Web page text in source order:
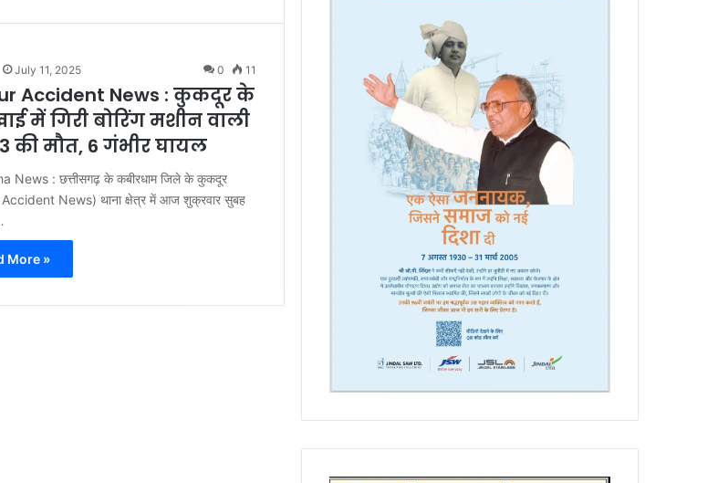
July 11, 2025 0 11
Accident News : कुकदूर के
में गिरी बोरिंग मशीन वाली
3 की मौत, 6 गंभीर घायल
News : छत्तीसगढ़ के कबीरधाम जिले के कुकदूर
News) थाना क्षेत्र में आज शुक्रवार सुबह
More »